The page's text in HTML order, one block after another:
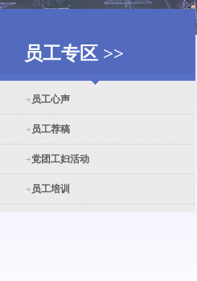
员工专区 >>
员工心声
员工荐稿
党团工妇活动
员工培训